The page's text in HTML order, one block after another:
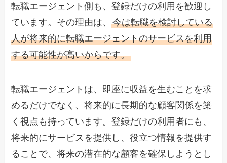
転職エージェント側も、登録だけの利用を歓迎し
ています。その理由は、今は転職を検討している
人が将来的に転職エージェントのサービスを利用
する可能性が高いからです。
転職エージェントは、即座に収益を生むことを求
めるだけでなく、将来的に長期的な顧客関係を築
く視点も持っています。登録だけの利用者にも、
将来的にサービスを提供し、役立つ情報を提供す
ることで、将来の潜在的な顧客を確保しようとし